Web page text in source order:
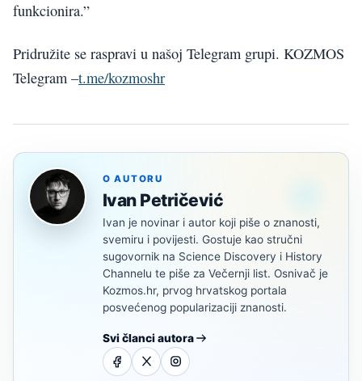
funkcionira.”
Pridružite se raspravi u našoj Telegram grupi. KOZMOS
Telegram –t.me/kozmoshr
O AUTORU
Ivan Petričević
Ivan je novinar i autor koji piše o znanosti,
svemiru i povijesti. Gostuje kao stručni
sugovornik na Science Discovery i History
Channelu te piše za Večernji list. Osnivač je
Kozmos.hr, prvog hrvatskog portala
posvećenog popularizaciji znanosti.
Svi članci autora